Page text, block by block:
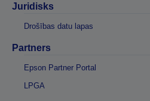
Juridisks
Drošības datu lapas
Partners
Epson Partner Portal
LPGA